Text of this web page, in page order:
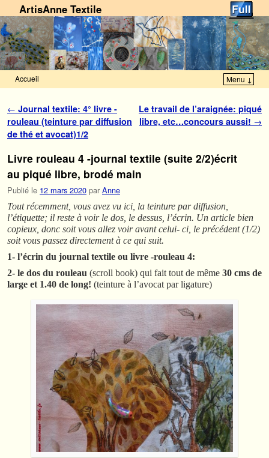
ArtisAnne Textile
Accueil Menu ↓
Navigation des articles
← Journal textile: 4° livre -
rouleau (teinture par diffusion
de thé et avocat)1/2
Le travail de l’araignée: piqué
libre, etc…concours aussi! →
Livre rouleau 4 -journal textile (suite 2/2)écrit
au piqué libre, brodé main
Publié le 12 mars 2020 par Anne
Tout récemment, vous avez vu ici, la teinture par diffusion,
l’étiquette; il reste à voir le dos, le dessus, l’écrin. Un article bien
copieux, donc soit vous allez voir avant celui- ci, le précédent (1/2)
soit vous passez directement à ce qui suit.
1- l’écrin du journal textile ou livre -rouleau 4:
2- le dos du rouleau (scroll book) qui fait tout de même 30 cms de
large et 1.40 de long! (teinture à l’avocat par ligature)